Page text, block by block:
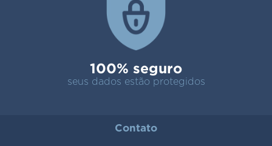
100% seguro
seus dados estão protegidos
Contato